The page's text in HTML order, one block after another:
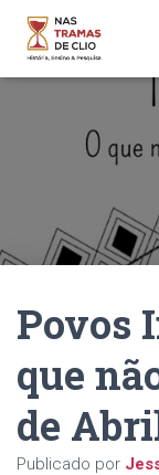
Povos
que
de
Publicado por